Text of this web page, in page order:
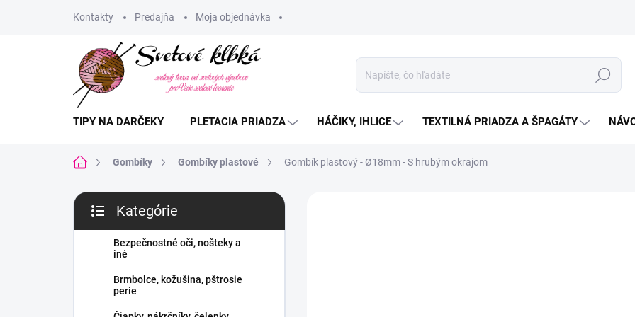
Kontakty Predajňa Moja objednávka
Hľadať
TIPY NA DARČEKY PLETACIA PRIADZA HÁČIKY, IHLICE TEXTILNÁ PRIADZA A ŠPAGÁTY
DomovGombíky Gombíky plastové Gombík plastový - Ø18mm - S hrubým okrajom
B
č
kategórie
Kategórie
Bezpečnostné oči, nošteky a
iné
Brmbolce, kožušina, pštrosie
perie